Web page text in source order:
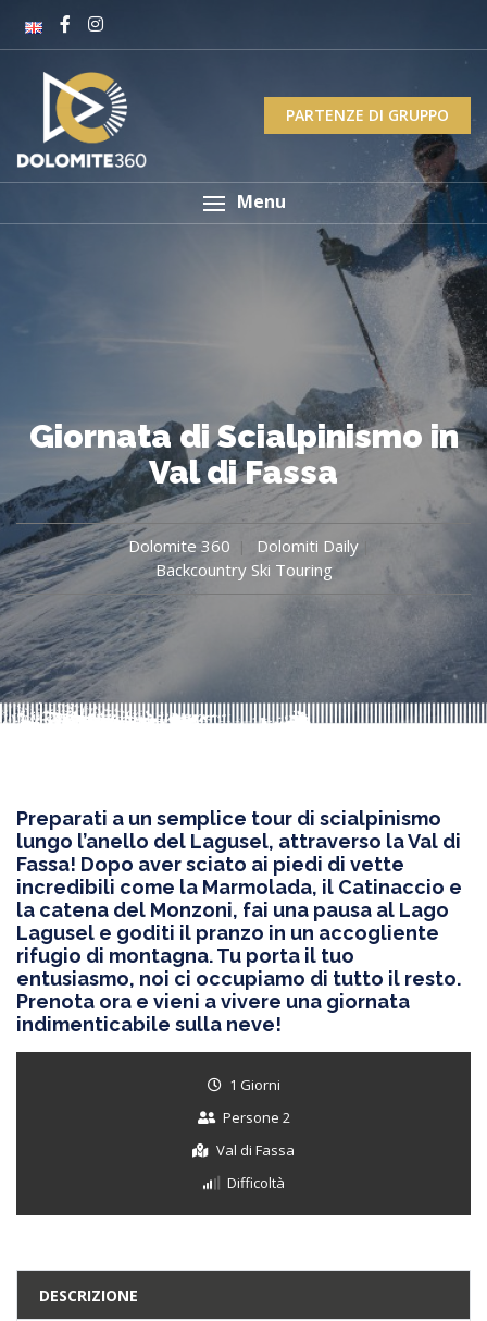
PARTENZE DI GRUPPO
Menu
Giornata di Scialpinismo in
Val di Fassa
Dolomite 360
Dolomiti Daily
Backcountry Ski Touring
Preparati a un semplice tour di scialpinismo
lungo l’anello del Lagusel, attraverso la Val di
Fassa! Dopo aver sciato ai piedi di vette
incredibili come la Marmolada, il Catinaccio e
la catena del Monzoni, fai una pausa al Lago
Lagusel e goditi il pranzo in un accogliente
rifugio di montagna. Tu porta il tuo
entusiasmo, noi ci occupiamo di tutto il resto.
Prenota ora e vieni a vivere una giornata
indimenticabile sulla neve!
1 Giorni
Persone 2
Val di Fassa
Difficoltà
DESCRIZIONE